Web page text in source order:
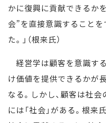
かに復興に貢献できるか
会”を直接意識すること
た。」（根来氏）
経営学は顧客を意識す
け価値を提供できるかが
なる。しかし、顧客は社
には「社会」がある。根来